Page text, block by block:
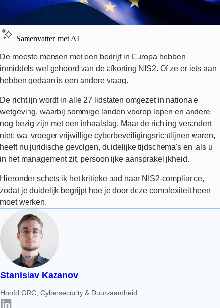
Samenvatten met AI
De meeste mensen met een bedrijf in Europa hebben
inmiddels wel gehoord van de afkorting NIS2. Of ze er iets aan
hebben gedaan is een andere vraag.
De richtlijn wordt in alle 27 lidstaten omgezet in nationale
wetgeving, waarbij sommige landen voorop lopen en andere
nog bezig zijn met een inhaalslag. Maar de richting verandert
niet: wat vroeger vrijwillige cyberbeveiligingsrichtlijnen waren,
heeft nu juridische gevolgen, duidelijke tijdschema's en, als u
in het management zit, persoonlijke aansprakelijkheid.
Hieronder schets ik het kritieke pad naar NIS2-compliance,
zodat je duidelijk begrijpt hoe je door deze complexiteit heen
moet werken.
Stanislav Kazanov
Hoofd GRC, Cybersecurity & Duurzaamheid